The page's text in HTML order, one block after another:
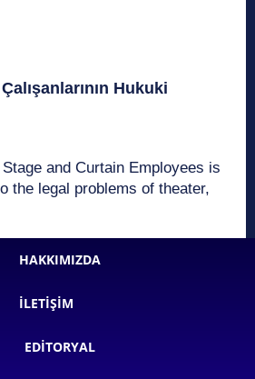
Hukuki
and Curtain Employees is
the legal problems of theater,
HAKKIMIZDA
İLETIŞIM
EDITORYAL